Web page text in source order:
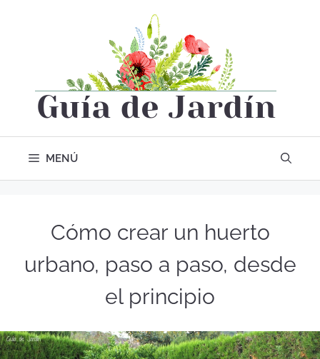
MENÚ
Cómo crear un huerto
urbano, paso a paso, desde
el principio